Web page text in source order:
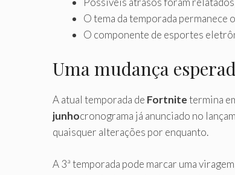
O tema da temporada permanece
O componente de esportes
Uma mudança
A atual temporada de Fortnitetermina
junhocronograma já anunciado no
quaisquer alterações por enquanto.
A 3ª temporada pode marcar uma